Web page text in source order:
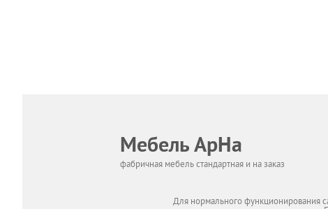
Мебель АрНа
фабричная мебель стандартная и на заказ
Для нормального функционирования